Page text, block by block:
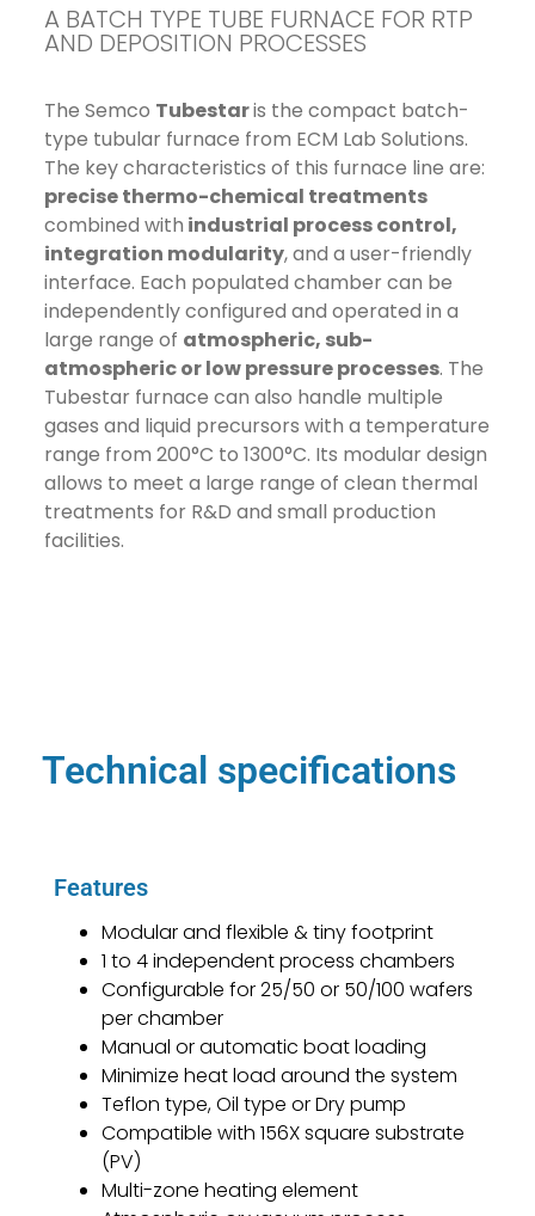
A BATCH TYPE TUBE FURNACE FOR RTP
AND DEPOSITION PROCESSES
The Semco Tubestaris the compact batch-
type tubular furnace from ECM Lab Solutions.
The key characteristics of this furnace line are:
precise thermo-chemical treatments
combined with industrial process control,
integration modularity, and a user-friendly
interface. Each populated chamber can be
independently configured and operated in a
large range of atmospheric, sub-
atmospheric or low pressure processes. The
Tubestar furnace can also handle multiple
gases and liquid precursors with a temperature
range from 200°C to 1300°C. Its modular design
allows to meet a large range of clean thermal
treatments for R&D and small production
facilities.
Technical specifications
Features
Modular and flexible & tiny footprint
1 to 4 independent process chambers
Configurable for 25/50 or 50/100 wafers
per chamber
Manual or automatic boat loading
Minimize heat load around the system
Teflon type, Oil type or Dry pump
Compatible with 156X square substrate
(PV)
Multi-zone heating element